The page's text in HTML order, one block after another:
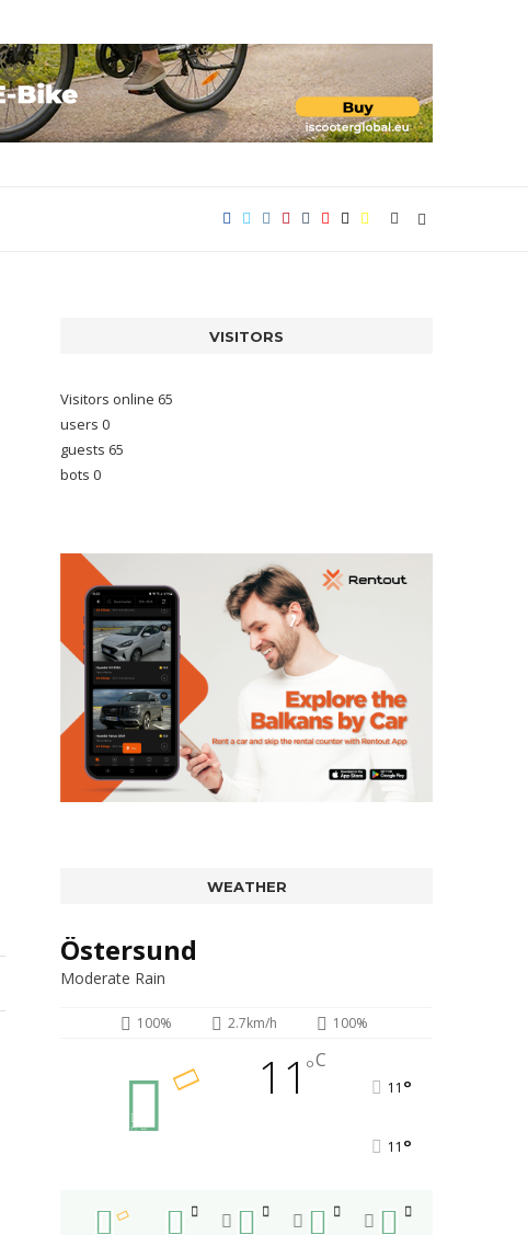
VISITORS
Visitors online 65
users 0
guests 65
bots 0
WEATHER
Östersund
Moderate Rain
100% 2.7km/h 100%
11°C
11 °
11 °